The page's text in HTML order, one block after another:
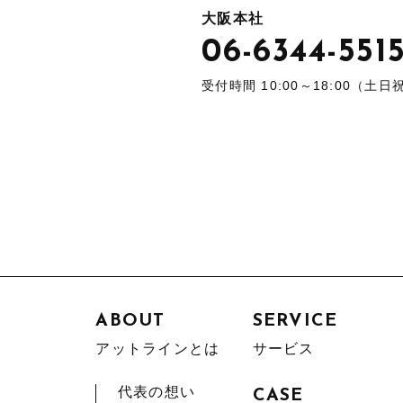
大阪本社
06-6344-
受付時間 10:00～18:00（土日
ABOUT
アットラインとは
代表の想い
SERVICE
サービス
CASE